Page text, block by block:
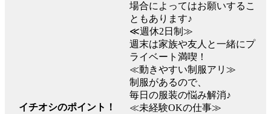
イチオシのポイント！
場合によってはお願いするこ
ともあります♪
≪週休2日制≫
週末は家族や友人と一緒にプ
ライベート満喫！
≪動きやすい制服アリ≫
制服があるので、
毎日の服装の悩み解消♪
≪未経験OKの仕事≫